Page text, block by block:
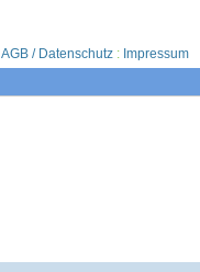
AGB / Datenschutz : Impressum